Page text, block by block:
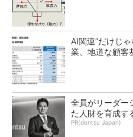
AI関連“だけじ
業、地道な顧客
全員がリーダー
た人財を育成す
PR(dentsu Japan)